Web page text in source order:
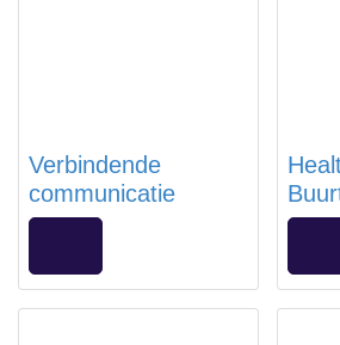
Verbindende
communicatie